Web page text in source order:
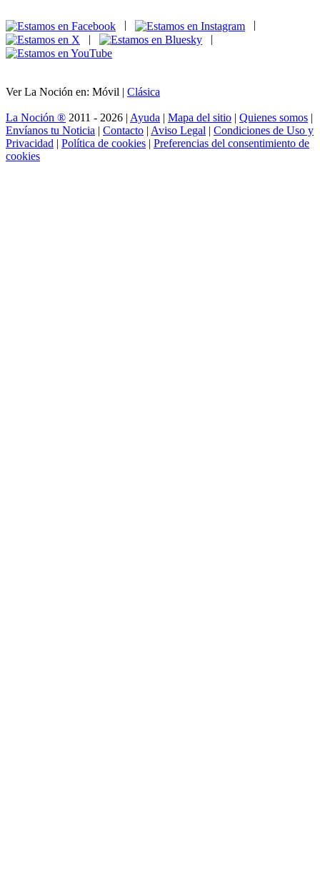
|
|
Ver La Noción en: Móvil | Clásica
La Noción ® 2011 - 2026 | Ayuda | Mapa del sitio | Quienes somos |
Envíanos tu Noticia | Contacto | Aviso Legal | Condiciones de Uso y
Privacidad | Política de cookies | Preferencias del consentimiento de
cookies